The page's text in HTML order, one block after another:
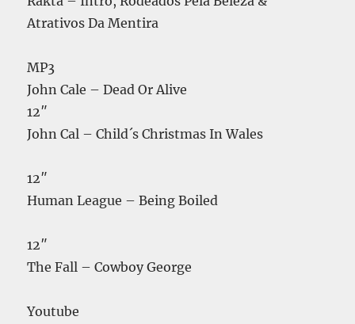
Atrativos Da Mentira
MP3
John Cale – Dead Or Alive
12″
John Cal – Child´s Christmas In Wales
12″
Human League – Being Boiled
12″
The Fall – Cowboy George
Youtube